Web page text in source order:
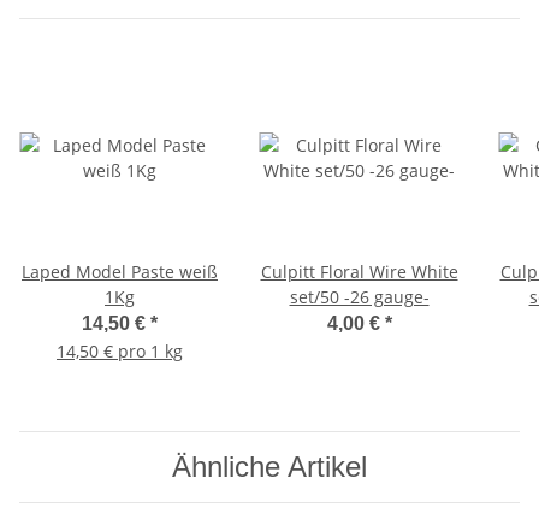
Laped Model Paste weiß
1Kg
14,50 € *
14,50 € pro 1 kg
Culpitt Floral Wire White
set/50 -26 gauge-
4,00 € *
Ähnliche Artikel